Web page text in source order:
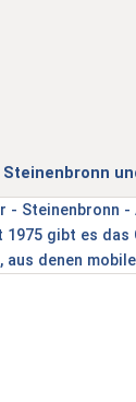
Steinenbronn